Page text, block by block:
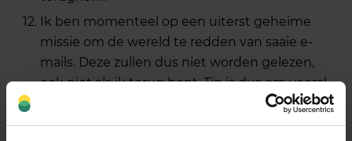
Ik ben momenteel op een uiterst geheime
missie om de wereld te redden van saaie e-
mails. Deze zullen dus niet worden gelezen,
ook niet als ik terug bent. Tip is dus om vooral
mijn aandacht te trekken door origineel te zijn.
Alleen dan kan je een antwoord verwachten.